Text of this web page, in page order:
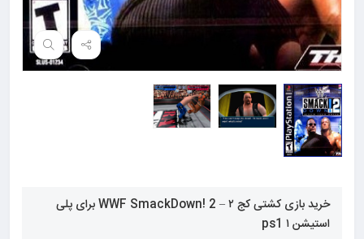
خرید بازی کشتی کج ۲ – WWF SmackDown! 2 برای پلی
استیشن ۱ ps1